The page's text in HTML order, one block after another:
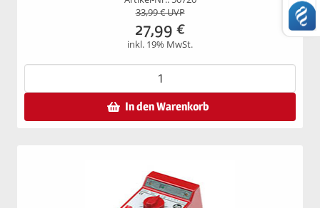
33,99€ UVP
27,99 €
inkl. 19% MwSt.
In den Warenkorb